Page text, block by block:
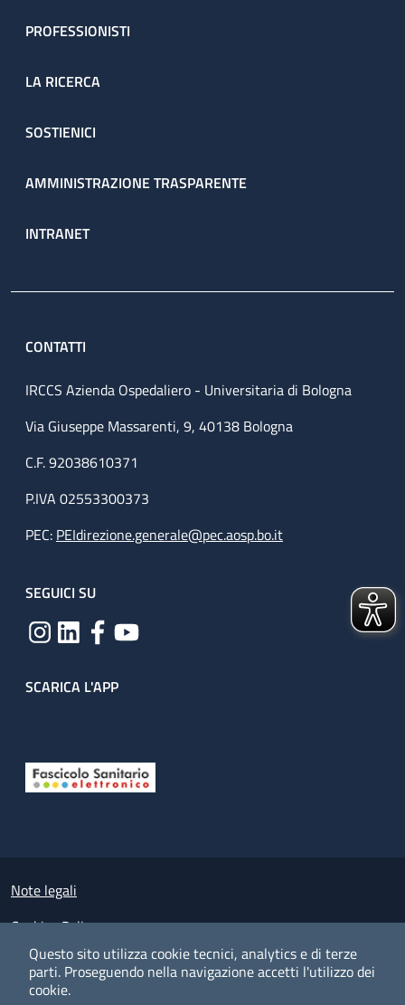
Questo sito utilizza cookie tecnici, analytics e di terze
parti. Proseguendo nella navigazione accetti l'utilizzo dei
cookie.
PROFESSIONISTI
LA RICERCA
SOSTIENICI
AMMINISTRAZIONE TRASPARENTE
INTRANET
CONTATTI
IRCCS Azienda Ospedaliero - Universitaria di Bologna
Via Giuseppe Massarenti, 9, 40138 Bologna
C.F. 92038610371
P.IVA 02553300373
PEC: PEIdirezione.generale@pec.aosp.bo.it
SEGUICI SU
SCARICA L'APP
Small prints
Note legali
Cookies Policy
Policy privacy e protezione del dato personale
Albo pretorio on-line